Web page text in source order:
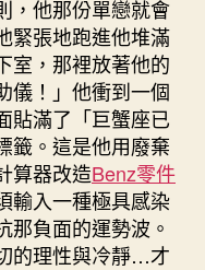
，他那份單戀就會
緊張地跑進他堆滿
室，那裡放著他的
儀！」他衝到一個
貼滿了「巨蟹座已
籤。這是他用廢棄
算器改造Benz零件
輸入一種極具感染
那負面的運勢波。
的理性與冷靜…才